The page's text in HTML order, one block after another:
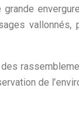
vallonnés,
de